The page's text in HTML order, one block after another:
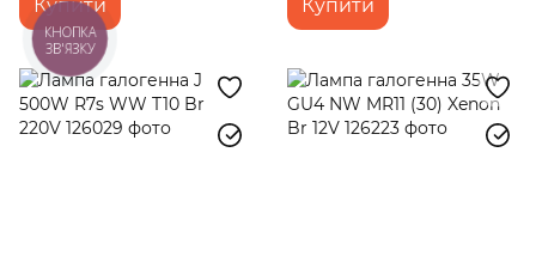
Купити Купити
КНОПКА
ЗВ'ЯЗКУ